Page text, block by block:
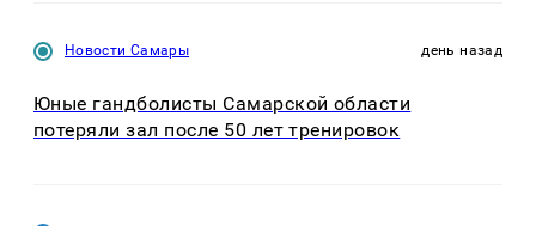
Новости Самары день назад
Юные гандболисты Самарской области
потеряли зал после 50 лет тренировок